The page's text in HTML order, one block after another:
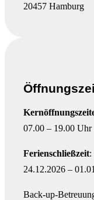
20457 Hamburg
07.00 – 19.00 Uhr
Ferienschließzeit:
24.12.2026 –
Back-up-